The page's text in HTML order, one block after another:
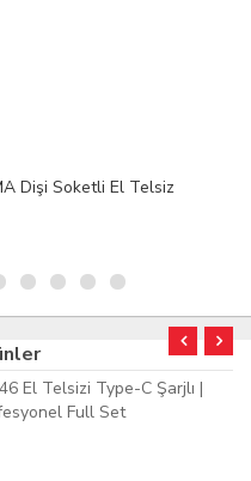
Anteni SMA Erkek SF20